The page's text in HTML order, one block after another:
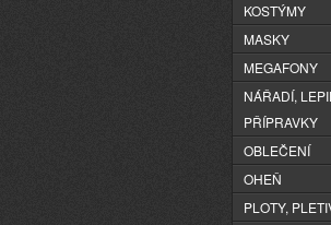
KOSTÝMY
MASKY
MEGAFONY
NÁŘADÍ,
PŘÍPRAVKY
OBLEČENÍ
OHEŇ
PLOTY,